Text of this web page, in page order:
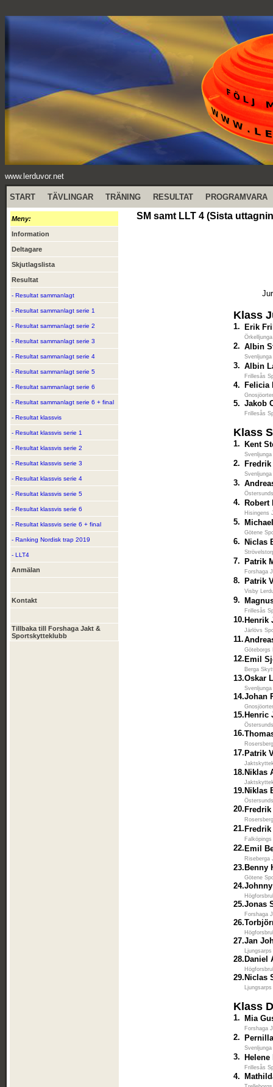
www.lerduvor.net
START TÄVLINGAR TRÄNING RESULTAT PROGRAMVARA
Meny:
Information
Deltagare
Skjutlagslista
Resultat
- Resultat sammanlagt
- Resultat sammanlagt serie 1
- Resultat sammanlagt serie 2
- Resultat sammanlagt serie 3
- Resultat sammanlagt serie 4
- Resultat sammanlagt serie 5
- Resultat sammanlagt serie 6
- Resultat sammanlagt serie 6 + final
- Resultat klassvis
- Resultat klassvis serie 1
- Resultat klassvis serie 2
- Resultat klassvis serie 3
- Resultat klassvis serie 4
- Resultat klassvis serie 5
- Resultat klassvis serie 6
- Resultat klassvis serie 6 + final
- Ranking Nordisk trap 2019
- LLT4
Anmälan
Kontakt
Tillbaka till Forshaga Jakt &
Sportskytteklubb
SM samt LLT 4 (Sista
Klass
1. Erik
2. Albin
3. Albin
Frillesås
4. Felicia
5. Jakob
Frillesås
Klass
1. Kent
2.
3.
4. Robert
Hisingens
5.
Götene
6. Niclas
7. Patrik
Forshaga
8. Patrik
Visby
9.
Frillesås
10. Henrik
Järlövs
11.
Göteborgs
12. Emil
Berga
13.Oskar
14.Johan
15. Henric
16.
17. Patrik
18. Niklas
19. Niklas
20.
21.
22. Emil
Riseberga
23. Benny
Götene
24.
25.Jonas
Forshaga
26.
27.Jan
28. Daniel
29. Niclas
Klass
1. Mia
Forshaga
2.
3.
Frillesås
4.